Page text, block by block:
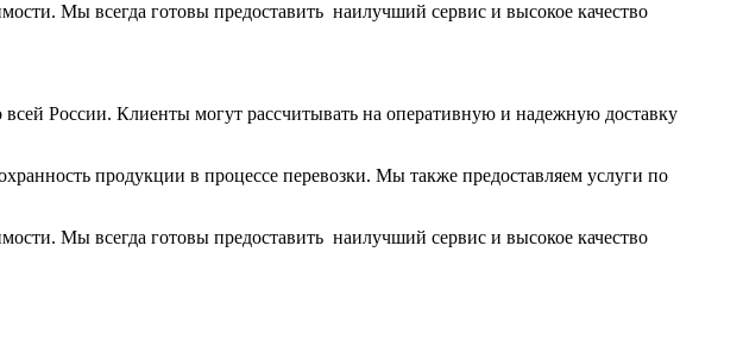
Мы всегда готовы предоставить наилучший сервис и высокое качество
России. Клиенты могут рассчитывать на оперативную и надежную доставку
продукции в процессе перевозки. Мы также предоставляем услуги по
Мы всегда готовы предоставить наилучший сервис и высокое качество